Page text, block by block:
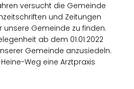
versucht die Gemeinde
und Zeitungen
unsere Gemeinde zu finden.
ab dem 01.01.2022
Gemeinde anzusiedeln.
Weg eine Arztpraxis